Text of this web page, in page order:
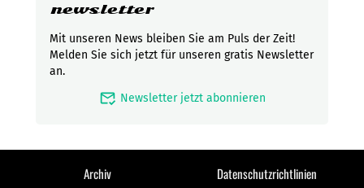
newsletter
Mit unseren News bleiben Sie am Puls der Zeit!
Melden Sie sich jetzt für unseren gratis Newsletter
an.
mark_email_read Newsletter jetzt abonnieren
Archiv Datenschutzrichtlinien